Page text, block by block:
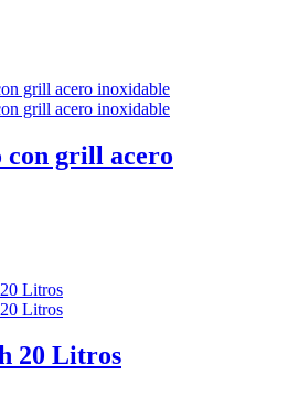
con grill acero
20 Litros